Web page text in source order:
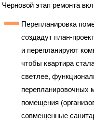
Черновой этап ремонта
Перепланировка
создадут план-
и перепланируют
чтобы квартира
светлее,
перепланировочных
помещения
совмещенные